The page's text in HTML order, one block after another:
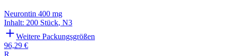
Neurontin 400 mg
Inhalt: 200 Stück, N3
Weitere Packungsgrößen
96,29 €
R